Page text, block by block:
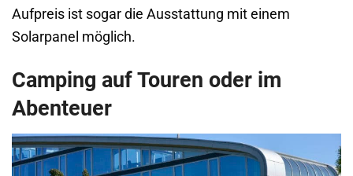
Aufpreis ist sogar die Ausstattung mit einem
Solarpanel möglich.
Camping auf Touren oder im
Abenteuer